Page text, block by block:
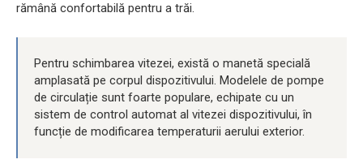
rămână confortabilă pentru a trăi.
Pentru schimbarea vitezei, există o manetă specială
amplasată pe corpul dispozitivului. Modelele de pompe
de circulație sunt foarte populare, echipate cu un
sistem de control automat al vitezei dispozitivului, în
funcție de modificarea temperaturii aerului exterior.